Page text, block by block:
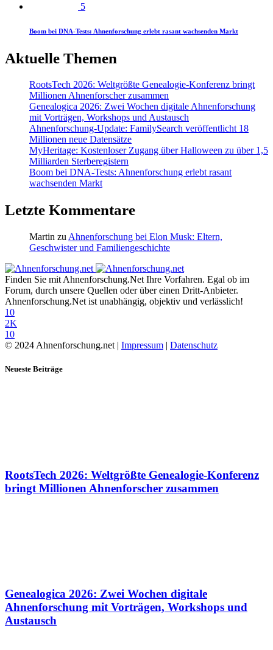
5
Boom bei DNA-Tests: Ahnenforschung erlebt rasant wachsenden Markt
Aktuelle Themen
RootsTech 2026: Weltgrößte Genealogie-Konferenz bringt
Millionen Ahnenforscher zusammen
Genealogica 2026: Zwei Wochen digitale Ahnenforschung
mit Vorträgen, Workshops und Austausch
Ahnenforschung-Update: FamilySearch veröffentlicht 18
Millionen neue Datensätze
MyHeritage: Kostenloser Zugang über Halloween zu über 1,5
Milliarden Sterberegistern
Boom bei DNA-Tests: Ahnenforschung erlebt rasant
wachsenden Markt
Letzte Kommentare
Martin zu Ahnenforschung bei Elon Musk: Eltern,
Geschwister und Familiengeschichte
Finden Sie mit Ahnenforschung.Net Ihre Vorfahren. Egal ob im
Forum, durch unsere Quellen oder über einen Dritt-Anbieter.
Ahnenforschung.Net ist unabhängig, objektiv und verlässlich!
10
2K
10
© 2024 Ahnenforschung.net | Impressum | Datenschutz
Neueste Beiträge
RootsTech 2026: Weltgrößte Genealogie-Konferenz
bringt Millionen Ahnenforscher zusammen
Genealogica 2026: Zwei Wochen digitale
Ahnenforschung mit Vorträgen, Workshops und
Austausch